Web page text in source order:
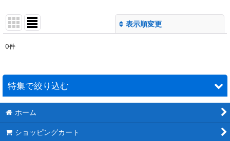
表示順変更
並び順 :
0件
特集で絞り込む
カスタムデザイン EVAチークフロアマット 販売のご案内
EVAチークフロアマット 特注施工例
ホーム
ショッピングカート